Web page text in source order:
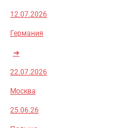
12.07.2026
Германия
➜
22.07.2026
Москва
25.06.26